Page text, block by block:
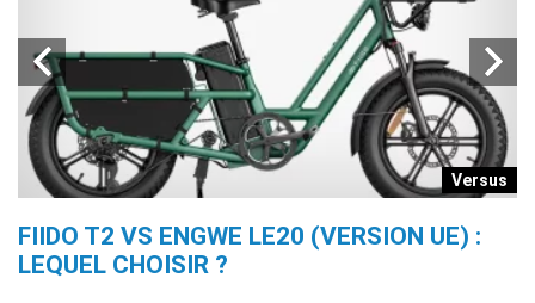
Versus
FIIDO T2 VS ENGWE LE20 (VERSION UE) :
LEQUEL CHOISIR ?